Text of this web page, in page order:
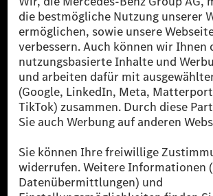
[1] Bilanziell CO₂-neutral bedeutet, dass nicht
reduzierte CO₂-Emissionen bei der Mercedes-Benz
zertifizierte Ausgleichsprojekte kompensiert werden.
[2] Renewable Charging ist ein integraler Bestandteil
Public in Europa, den USA, Kanada und China.
Ladestation noch kein Strom aus erneuerbaren
verwendet Renewable Charging
sicher, dass für Ladevorgänge über MB.CHARGE
Strommenge aus erneuerbaren Energien ins
als sechs Jahre sind.
* Inkl. EKOenergy Ökolabel
* Die angegebenen Werte wurden nach dem
Messverfahren WLTP (Worldwide harmonised Light